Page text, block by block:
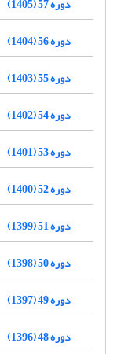
دوره 56 (1404)
دوره 55 (1403)
دوره 54 (1402)
دوره 53 (1401)
دوره 52 (1400)
دوره 51 (1399)
دوره 50 (1398)
دوره 49 (1397)
دوره 48 (1396)